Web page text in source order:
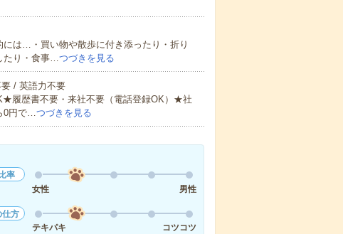
は…・買い物や散歩に付き添ったり・折り
たり・食事…つづきを見る
/ 英語力不要
履歴書不要・来社不要（電話登録OK）★社
0円で…つづきを見る
率
女性
男性
仕方
テキパキ
コツコツ